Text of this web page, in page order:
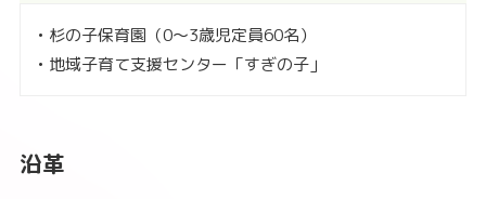
• 杉の子保育園（0～3歳児定員60名）
• 地域子育て支援センター「すぎの子」
沿革